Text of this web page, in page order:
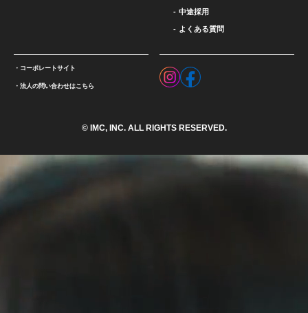
中途採用
よくある質問
コーポレートサイト
法人の問い合わせはこちら
© IMC, INC. ALL RIGHTS RESERVED.